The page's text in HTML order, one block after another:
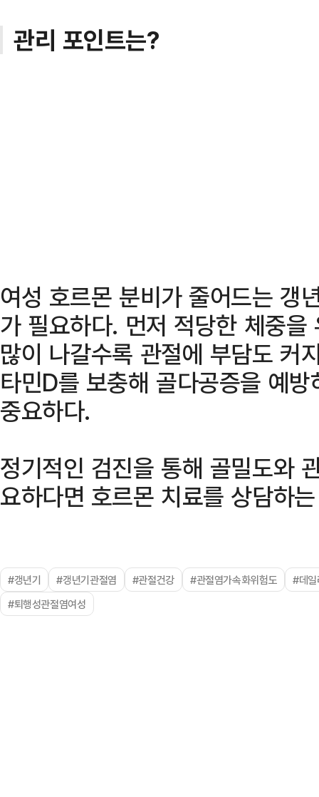
관리 포인트는?
여성 호르몬 분비가 줄어드는 갱
가 필요하다. 먼저 적당한 체중
많이 나갈수록 관절에 부담도 커
타민D를 보충해 골다공증을 예
중요하다.
정기적인 검진을 통해 골밀도와
요하다면 호르몬 치료를 상담하
#갱년기 #갱년기관절염 #관절건강 #관절염가속화위험도
#데일
#퇴행성관절염여성